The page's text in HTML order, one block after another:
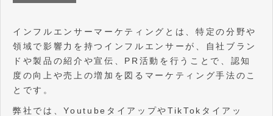
インフルエンサーマーケティングとは、特定の分野や
領域で影響力を持つインフルエンサーが、自社ブラン
ドや製品の紹介や宣伝、PR活動を行うことで、認知
度の向上や売上の増加を図るマーケティング手法のこ
とです。
弊社では、YoutubeタイアップやTikTokタイアッ